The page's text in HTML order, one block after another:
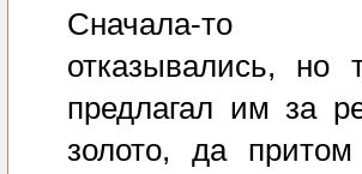
Сначала-то
отказывались, но
предлагал им за
золото, да